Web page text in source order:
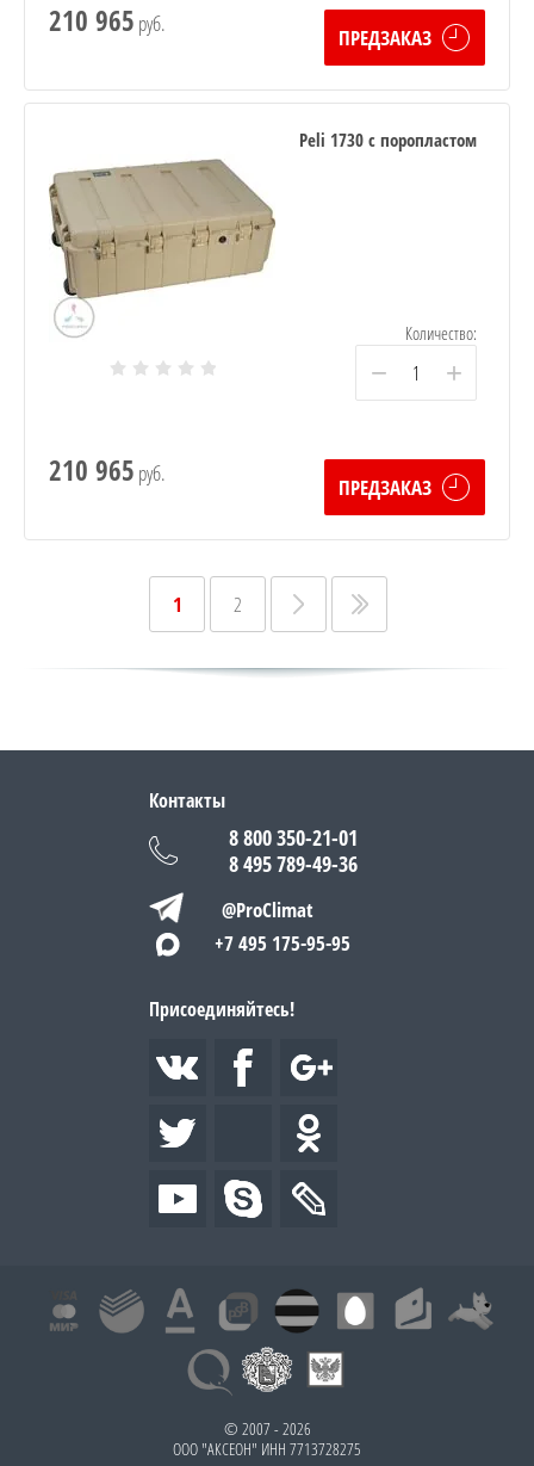
210 965 руб.
ПРЕДЗАКАЗ
Peli 1730 с поропластом
Количество:
− +
210 965 руб.
ПРЕДЗАКАЗ
1 2
Контакты
8 800 350-21-01
8 495 789-49-36
@ProClimat
+7 495 175-95-95
Присоединяйтесь!
© 2007 - 2026
ООО "АКСЕОН" ИНН 7713728275